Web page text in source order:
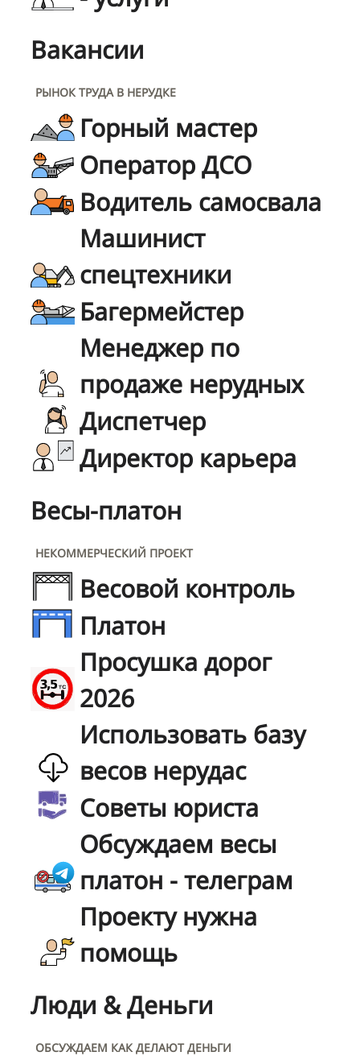
Вакансии
РЫНОК ТРУДА В НЕРУДКЕ
Горный мастер
Оператор ДСО
Водитель самосвала
Машинист
спецтехники
Багермейстер
Менеджер по
продаже нерудных
Диспетчер
Директор карьера
Весы-платон
НЕКОММЕРЧЕСКИЙ ПРОЕКТ
Весовой контроль
Платон
Просушка дорог
2026
Использовать базу
весов нерудас
Советы юриста
Обсуждаем весы
платон - телеграм
Проекту нужна
помощь
Люди & Деньги
ОБСУЖДАЕМ КАК ДЕЛАЮТ ДЕНЬГИ